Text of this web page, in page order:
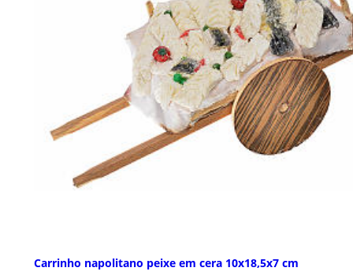
Carrinho napolitano peixe em cera 10x18,5x7 cm